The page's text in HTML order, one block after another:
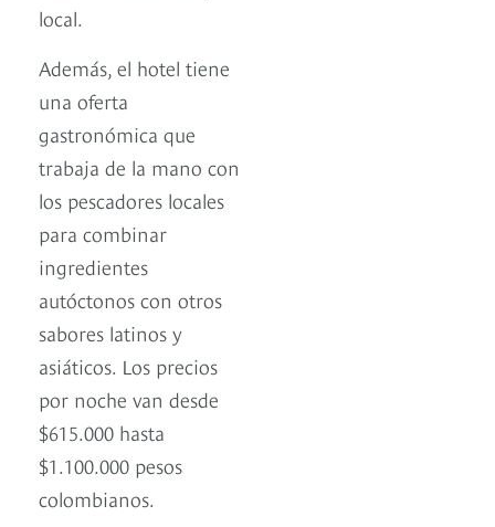
local.
Además, el hotel tiene
una oferta
gastronómica que
trabaja de la mano con
los pescadores locales
para combinar
ingredientes
autóctonos con otros
sabores latinos y
asiáticos. Los precios
por noche van desde
$615.000 hasta
$1.100.000 pesos
colombianos.